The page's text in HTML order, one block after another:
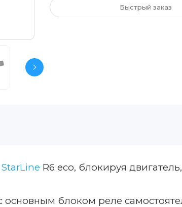
Быстрый заказ
StarLine R6 eco, блокируя
основным блоком реле